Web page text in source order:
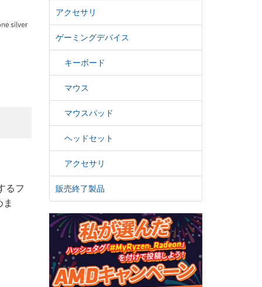
るフ
アクセサリ
ゲーミングデバイス
キーボード
マウス
マウスパッド
ヘッドセット
アクセサリ
販売終了製品